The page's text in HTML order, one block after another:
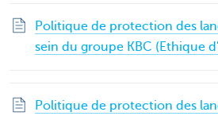
Politique de protection des
sein du groupe KBC (Ethique
Politique de protection des